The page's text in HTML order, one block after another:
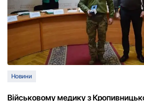
Новини
Військовому медику з